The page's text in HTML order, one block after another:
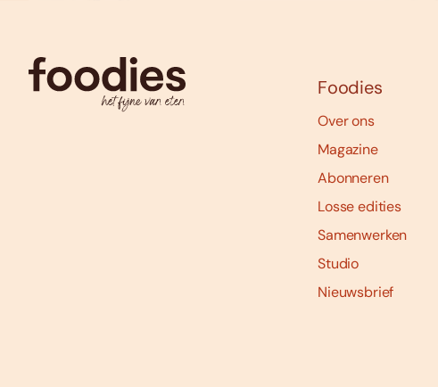
Foodies
Over ons
Magazine
Abonneren
Losse edities
Samenwerken
Studio
Nieuwsbrief